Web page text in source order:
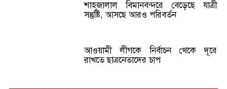
শাহজালাল বিমানবন্দরে বেড়েছে যাত্রী
সন্তুষ্টি, আসছে আরও পরিবর্তন
আওয়ামী লীগকে নির্বাচন থেকে দূরে
রাখতে ছাত্রনেতাদের চাপ